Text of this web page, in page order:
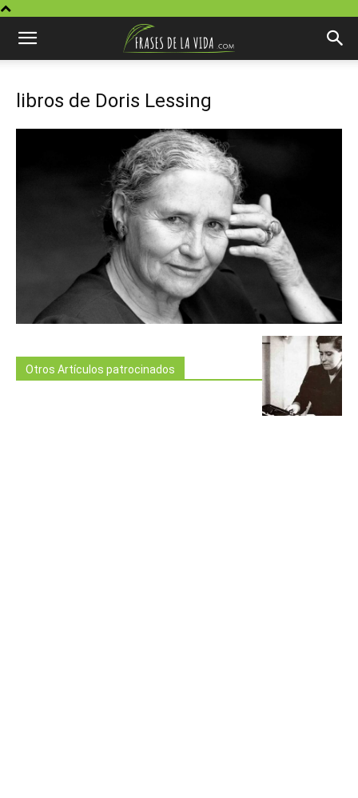
libros de Doris Lessing
Otros Artículos patrocinados